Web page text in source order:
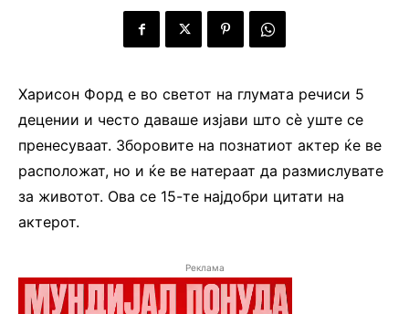
Харисон Форд е во светот на глумата речиси 5
децении и често даваше изјави што сè уште се
пренесуваат. Зборовите на познатиот актер ќе ве
расположат, но и ќе ве натераат да размислувате
за животот. Ова се 15-те најдобри цитати на
актерот.
Реклама